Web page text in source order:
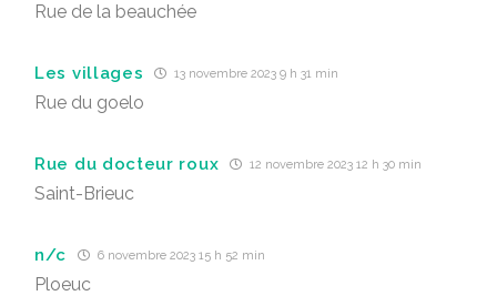
Rue de la beauchée
Les villages 13 novembre 2023 9 h 31 min
Rue du goelo
Rue du docteur roux 12 novembre 2023 12 h 30 min
Saint-Brieuc
n/c 6 novembre 2023 15 h 52 min
Ploeuc